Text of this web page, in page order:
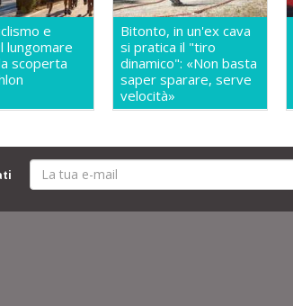
e
lungomare
scoperta
Bitonto, in un'ex cava
si pratica il "tiro
dinamico": «Non basta
saper sparare, serve
velocità»